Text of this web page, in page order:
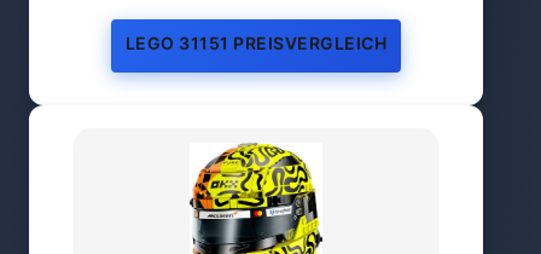
LEGO 31151 PREISVERGLEICH